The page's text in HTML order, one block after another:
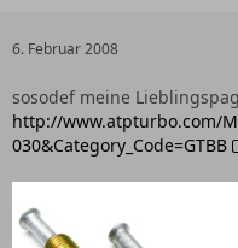
6. Februar 2008
sosodef meine
http://www.atpturbo.com/
030&Category_Code=GTBB